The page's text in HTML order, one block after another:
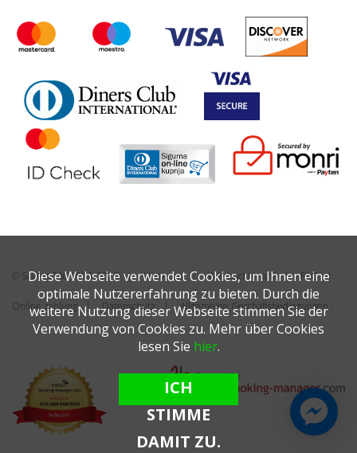
© Sailing 360 2019-2026 Über uns Wie bucht man? FAQ
Online zahlung Datenschutz Allgemeine Geschäftsbedingungen
Diese Webseite verwendet Cookies, um Ihnen eine
optimale Nutzererfahrung zu bieten. Durch die
weitere Nutzung dieser Webseite stimmen Sie der
Verwendung von Cookies zu. Mehr über Cookies
lesen Sie hier.
ICH
STIMME
DAMIT ZU.